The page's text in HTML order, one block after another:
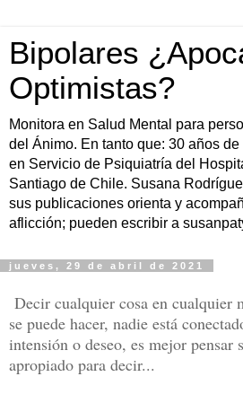
Bipolares
Optimistas?
Monitora en Salud Mental para
del Ánimo. En tanto que: 30 años
en Servicio de Psiquiatría del
Santiago de Chile. Susana
sus publicaciones orienta y
aflicción; pueden escribir a
jueves, 29 de abril de 2021
Decir cualquier cosa en cualquier
se puede hacer, nadie está
intensión o deseo, es mejor pensar
apropiado para decir...